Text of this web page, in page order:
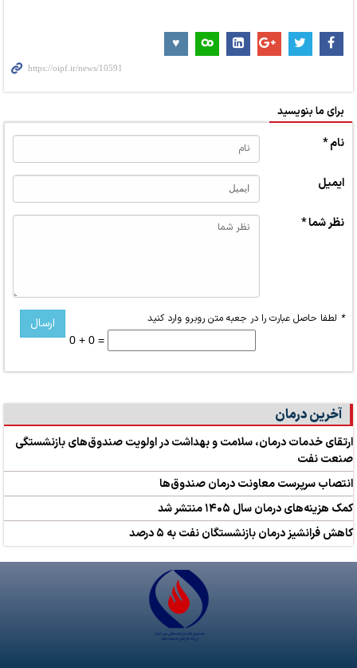
برای ما بنویسید
نام *
ایمیل
نظر شما *
* لطفا حاصل عبارت را در جعبه متن روبرو وارد کنید
0 + 0 =
آخرین درمان
ارتقای خدمات درمان، سلامت و بهداشت در اولویت صندوق‌های بازنشستگی
صنعت نفت
انتصاب سرپرست معاونت درمان صندوق‌ها
کمک‌ هزینه‌های درمان سال ۱۴۰۵ منتشر شد
کاهش فرانشیز درمان بازنشستگان نفت به ۵ درصد